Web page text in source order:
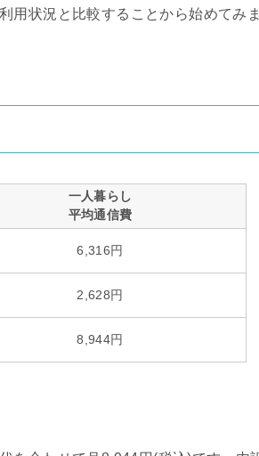
用状況と比較することから始めてみ
一人暮らし
平均通信費
6,316円
2,628円
8,944円